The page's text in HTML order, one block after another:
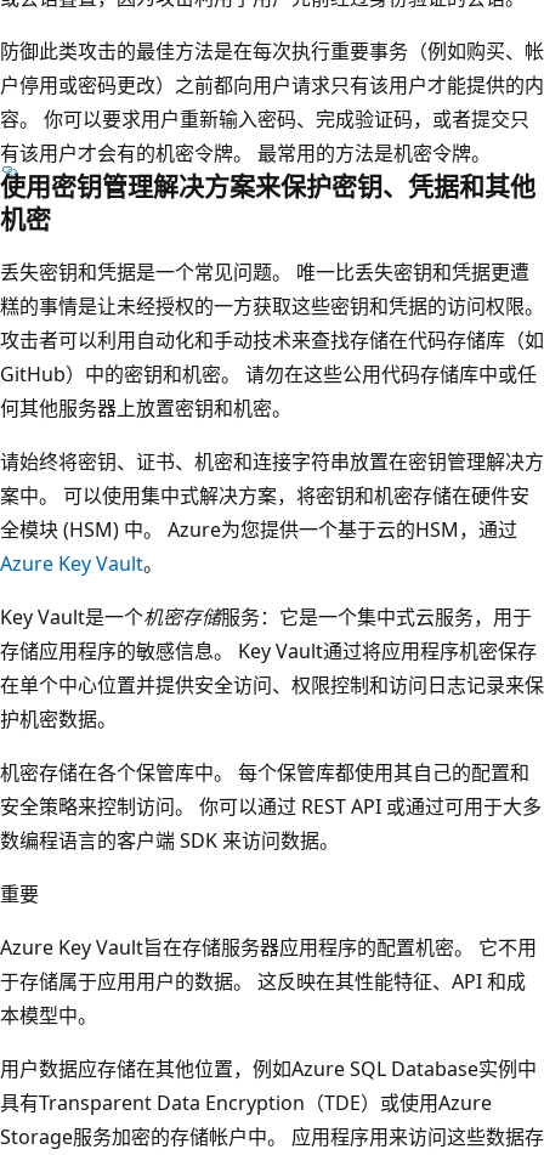
防御此类攻击的最佳方法是在每次执行重要事务（例如购买、帐
户停用或密码更改）之前都向用户请求只有该用户才能提供的内
容。 你可以要求用户重新输入密码、完成验证码，或者提交只
有该用户才会有的机密令牌。 最常用的方法是机密令牌。
使用密钥管理解决方案来保护密钥、凭据和其他
机密
丢失密钥和凭据是一个常见问题。 唯一比丢失密钥和凭据更遭
糕的事情是让未经授权的一方获取这些密钥和凭据的访问权限。
攻击者可以利用自动化和手动技术来查找存储在代码存储库（如
GitHub）中的密钥和机密。 请勿在这些公用代码存储库中或任
何其他服务器上放置密钥和机密。
请始终将密钥、证书、机密和连接字符串放置在密钥管理解决方
案中。 可以使用集中式解决方案，将密钥和机密存储在硬件安
全模块 (HSM) 中。 Azure为您提供一个基于云的HSM，通过
Azure Key Vault。
Key Vault是一个机密存储服务：它是一个集中式云服务，用于
存储应用程序的敏感信息。 Key Vault通过将应用程序机密保存
在单个中心位置并提供安全访问、权限控制和访问日志记录来保
护机密数据。
机密存储在各个保管库中。 每个保管库都使用其自己的配置和
安全策略来控制访问。 你可以通过 REST API 或通过可用于大多
数编程语言的客户端 SDK 来访问数据。
重要
Azure Key Vault旨在存储服务器应用程序的配置机密。 它不用
于存储属于应用用户的数据。 这反映在其性能特征、API 和成
本模型中。
用户数据应存储在其他位置，例如Azure SQL Database实例中
具有Transparent Data Encryption（TDE）或使用Azure
Storage服务加密的存储帐户中。 应用程序用来访问这些数据存